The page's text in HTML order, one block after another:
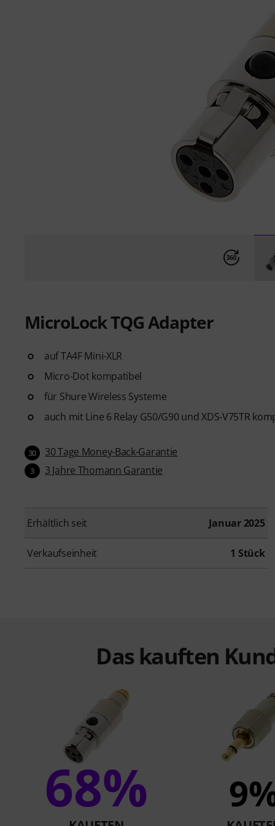
MicroLock TQG Adapter
auf TA4F Mini-XLR
Micro-Dot kompatibel
für Shure Wireless Systeme
auch mit Line 6 Relay G50/G90 und XDS-V75TR
30 30 Tage Money-Back-Garantie
3 3 Jahre Thomann Garantie
Erhältlich seit Januar 2025
Verkaufseinheit 1 Stück
Das kauften
68%